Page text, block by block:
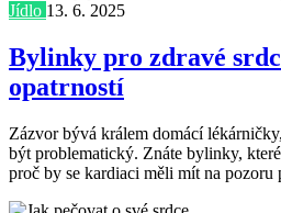
Jídlo 13. 6. 2025
Bylinky pro zdravé
opatrností
Zázvor bývá králem domácí
být problematický. Znáte bylinky,
proč by se kardiaci měli mít na pozoru